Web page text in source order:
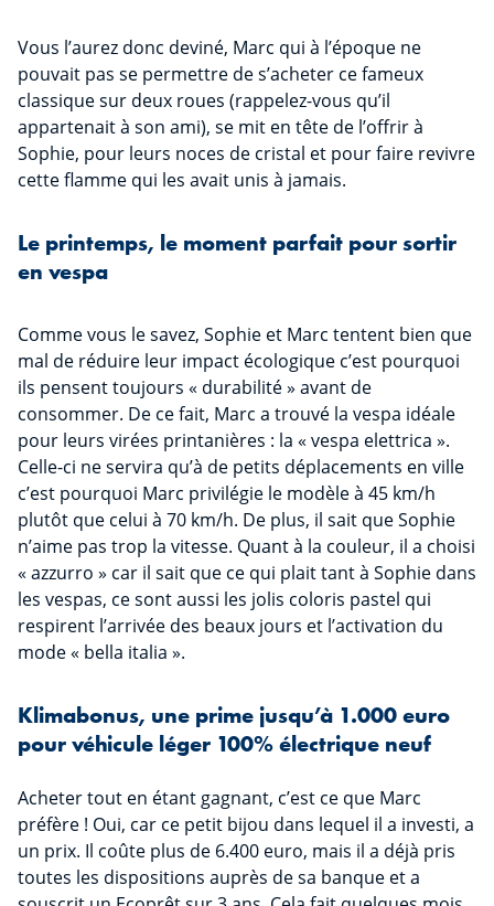
Vous l’aurez donc deviné, Marc qui à l’époque ne
pouvait pas se permettre de s’acheter ce fameux
classique sur deux roues (rappelez-vous qu’il
appartenait à son ami), se mit en tête de l’offrir à
Sophie, pour leurs noces de cristal et pour faire revivre
cette flamme qui les avait unis à jamais.
Le printemps, le moment parfait pour sortir
en vespa
Comme vous le savez, Sophie et Marc tentent bien que
mal de réduire leur impact écologique c’est pourquoi
ils pensent toujours « durabilité » avant de
consommer. De ce fait, Marc a trouvé la vespa idéale
pour leurs virées printanières : la « vespa elettrica ».
Celle-ci ne servira qu’à de petits déplacements en ville
c’est pourquoi Marc privilégie le modèle à 45 km/h
plutôt que celui à 70 km/h. De plus, il sait que Sophie
n’aime pas trop la vitesse. Quant à la couleur, il a choisi
« azzurro » car il sait que ce qui plait tant à Sophie dans
les vespas, ce sont aussi les jolis coloris pastel qui
respirent l’arrivée des beaux jours et l’activation du
mode « bella italia ».
Klimabonus, une prime jusqu’à 1.000 euro
pour véhicule léger 100% électrique neuf
Acheter tout en étant gagnant, c’est ce que Marc
préfère ! Oui, car ce petit bijou dans lequel il a investi, a
un prix. Il coûte plus de 6.400 euro, mais il a déjà pris
toutes les dispositions auprès de sa banque et a